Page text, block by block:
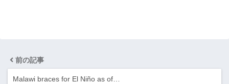
前の記事
Malawi braces for El Niño as of…